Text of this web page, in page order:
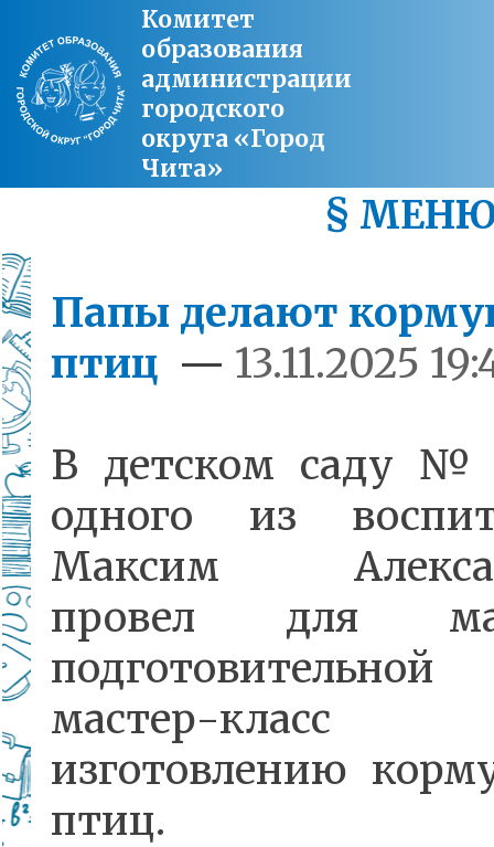
Комитет
образования
администрации
городского
округа «Город
Чита»
§
Папы делают
птиц — 13.11.2025
В детском саду №
одного из
Максим
провел для
мастер-
изготовлению
птиц.